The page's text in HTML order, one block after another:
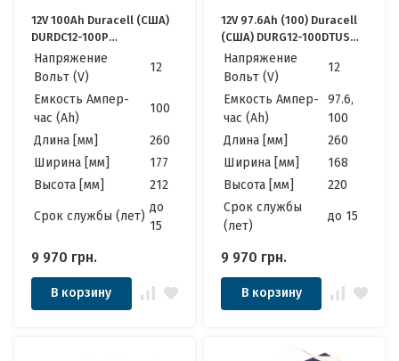
12V 100Ah Duracell (США)
DURDC12-100P
Качественные идеально
для Котла, Инвертора,
ИБП, Панелей
Солнечных
Напряжение
Вольт (V)
12
Емкость Ампер-
час (Ah)
100
Длина [мм]
260
Ширина [мм]
177
Высота [мм]
212
Cрок службы (лет)
до
15
9 970 грн.
В корзину
12V 97.6Ah (100) Duracell
(США) DURG12-100DTUS
Тяговые, Качественные
идеально для Котла,
Инвертора, ИБП,
Панелей Солнечных
Напряжение
Вольт (V)
12
Емкость Ампер-
час (Ah)
97.6,
100
Длина [мм]
260
Ширина [мм]
168
Высота [мм]
220
Cрок службы
(лет)
до 15
9 970 грн.
В корзину